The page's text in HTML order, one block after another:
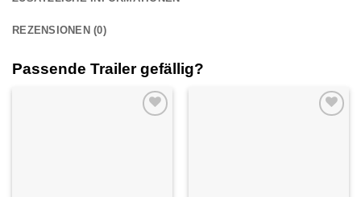
REZENSIONEN (0)
Passende Trailergefällig?